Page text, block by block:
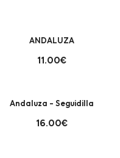
ANDALUZA
11.00€
Andaluza - Seguidilla
16.00€